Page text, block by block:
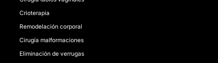
Crioterapia
Remodelación corporal
Cirugía malformaciones
Eliminación de verrugas